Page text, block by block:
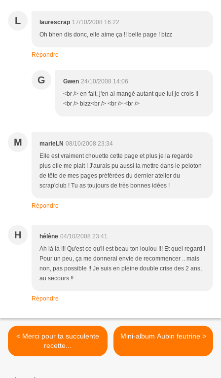
L laurescrap 17/10/2008 16:22
Oh bhen dis donc, elle aime ça !! belle page ! bizz
Répondre
G Gwen 24/10/2008 14:06
<br /> en fait, j'en ai mangé autant que lui je crois !!
<br /> bizz<br /> <br /> <br />
M marieLN 08/10/2008 23:34
Elle est vraiment chouette cette page et plus je la regarde
plus elle me plait ! J'aurais pu aussi la mettre dans le peloton
de tête de mes pages préférées du dernier atelier du
scrap'club ! Tu as toujours de très bonnes idées !
Répondre
H hélène 04/10/2008 23:41
Ah là là !!! Qu'est ce qu'il est beau ton loulou !!! Et quel regard !
Pour un peu, ça me donnerai envie de recommencer .. mais
non, pas possible !! Je suis en pleine double crise des 2 ans,
au secours !!
Répondre
< Merci pour ta succulente
recette...
Mini-album Aubin feutrine >